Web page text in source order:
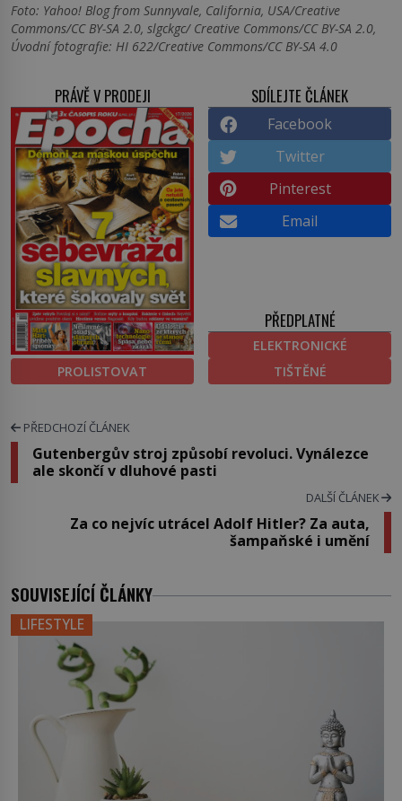
Foto: Yahoo! Blog from Sunnyvale, California, USA/Creative
Commons/CC BY-SA 2.0, slgckgc/ Creative Commons/CC BY-SA 2.0,
Úvodní fotografie: HI 622/Creative Commons/CC BY-SA 4.0
PRÁVĚ V PRODEJI
PROLISTOVAT
SDÍLEJTE ČLÁNEK
Facebook
Twitter
Pinterest
Email
PŘEDPLATNÉ
ELEKTRONICKÉ
TIŠTĚNÉ
PŘEDCHOZÍ ČLÁNEK
Gutenbergův stroj způsobí revoluci. Vynálezce
ale skončí v dluhové pasti
DALŠÍ ČLÁNEK
Za co nejvíc utrácel Adolf Hitler? Za auta,
šampaňské i umění
SOUVISEJÍCÍ ČLÁNKY
LIFESTYLE